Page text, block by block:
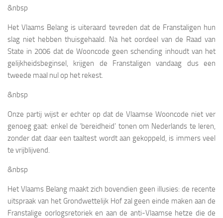
&nbsp
Het Vlaams Belang is uiteraard tevreden dat de Franstaligen hun
slag niet hebben thuisgehaald. Na het oordeel van de Raad van
State in 2006 dat de Wooncode geen schending inhoudt van het
gelijkheidsbeginsel, krijgen de Franstaligen vandaag dus een
tweede maal nul op het rekest.
&nbsp
Onze partij wijst er echter op dat de Vlaamse Wooncode niet ver
genoeg gaat: enkel de ‘bereidheid’ tonen om Nederlands te leren,
zonder dat daar een taaltest wordt aan gekoppeld, is immers veel
te vrijblijvend.
&nbsp
Het Vlaams Belang maakt zich bovendien geen illusies: de recente
uitspraak van het Grondwettelijk Hof zal geen einde maken aan de
Franstalige oorlogsretoriek en aan de anti-Vlaamse hetze die de